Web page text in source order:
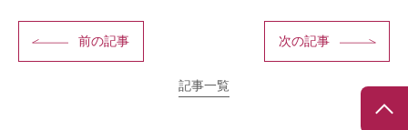
オールインワンの魅力
CANADELのこだわり
前の記事
記事一覧
次の記事